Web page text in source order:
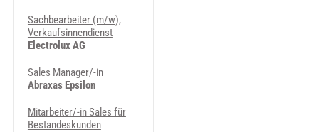
Sachbearbeiter (m/w),
Verkaufsinnendienst
Electrolux AG
Sales Manager/-in
Abraxas Epsilon
Mitarbeiter/-in Sales für
Bestandeskunden